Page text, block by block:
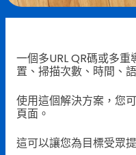
一個多URL QR碼或多
置、掃描次數、時間、
使用這個解決方案，您
頁面。
這可以讓您為目標受眾